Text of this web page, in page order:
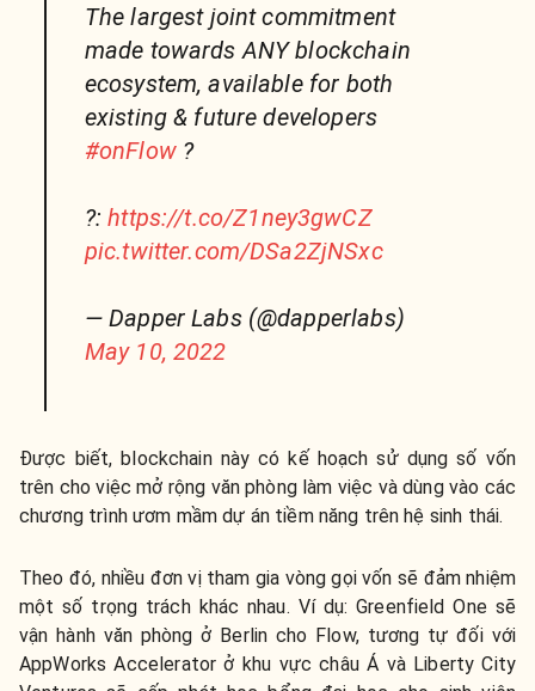
The largest joint commitment
made towards ANY blockchain
ecosystem, available for both
existing & future developers
#onFlow?
?:https://t.co/Z1ney3gwCZ
pic.twitter.com/DSa2ZjNSxc
— Dapper Labs (@dapperlabs)
May 10, 2022
Được biết, blockchain này có kế hoạch sử dụng số vốn
trên cho việc mở rộng văn phòng làm việc và dùng vào các
chương trình ươm mầm dự án tiềm năng trên hệ sinh thái.
Theo đó, nhiều đơn vị tham gia vòng gọi vốn sẽ đảm nhiệm
một số trọng trách khác nhau. Ví dụ: Greenfield One sẽ
vận hành văn phòng ở Berlin cho Flow, tương tự đối với
AppWorks Accelerator ở khu vực châu Á và Liberty City